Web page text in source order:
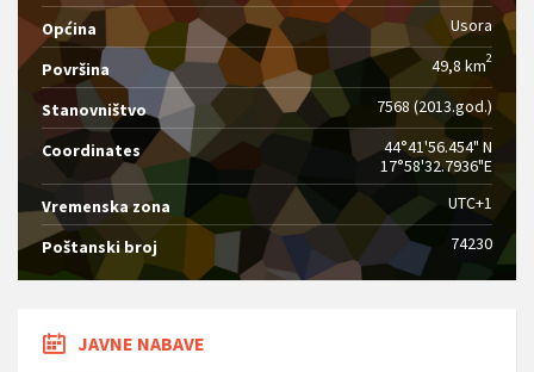
Općina Usora
Površina 49,8 km2
Stanovništvo 7568 (2013.god.)
Coordinates
44°41'56.454" N
17°58'32.7936"E
Vremenska zona
UTC+1
Poštanski broj 74230
JAVNE NABAVE